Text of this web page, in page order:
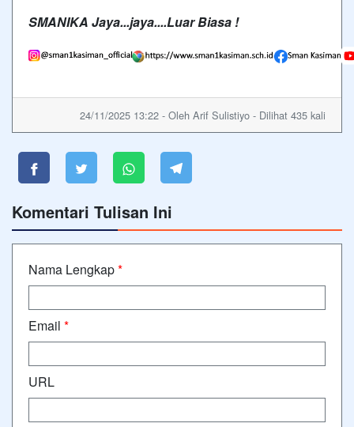
SMANIKA Jaya...jaya....Luar Biasa !
24/11/2025 13:22 - Oleh Arif Sulistiyo - Dilihat 435 kali
Komentari Tulisan Ini
Nama Lengkap*
Email *
URL